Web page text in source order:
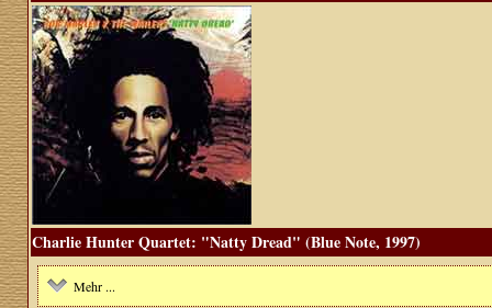
Charlie Hunter Quartet: "Natty Dread" (Blue Note, 1997)
Mehr ...